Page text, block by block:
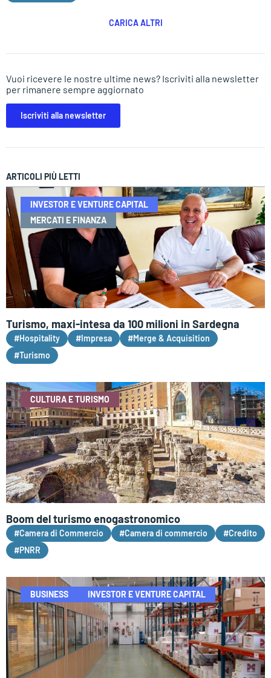
CARICA ALTRI
Vuoi ricevere le nostre ultime news? Iscriviti alla newsletter
per rimanere sempre aggiornato
Iscriviti alla newsletter
ARTICOLI PIÙ LETTI
INVESTOR E VENTURE CAPITAL
MERCATI E FINANZA
Turismo, maxi-intesa da 100 milioni in Sardegna
#Hospitality #Impresa
#Merge & Acquisition
#Turismo
CULTURA E TURISMO
Boom del turismo enogastronomico
#Camera di Commercio #Camera di commercio
#Credito
#PNRR
BUSINESS INVESTOR E VENTURE CAPITAL